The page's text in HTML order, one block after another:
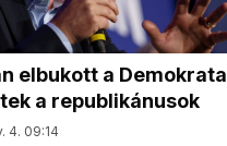
elbukott a Demokrata
a republikánusok
4. 09:14